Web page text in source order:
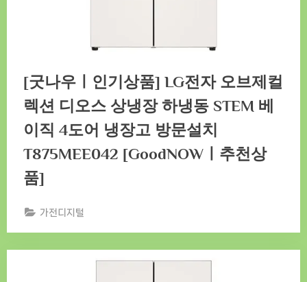
[굿나우ㅣ인기상품] LG전자 오브제컬
렉션 디오스 상냉장 하냉동 STEM 베
이직 4도어 냉장고 방문설치
T875MEE042 [GoodNOWㅣ추천상
품]
가전디지털